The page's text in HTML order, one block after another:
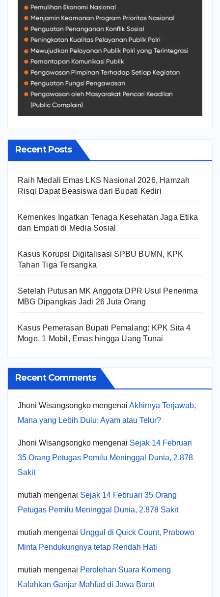
Recent Posts
Raih Medali Emas LKS Nasional 2026, Hamzah
Risqi Dapat Beasiswa dari Bupati Kediri
Kemenkes Ingatkan Tenaga Kesehatan Jaga Etika
dan Empati di Media Sosial
Kasus Korupsi Digitalisasi SPBU BUMN, KPK
Tahan Tiga Tersangka
Setelah Putusan MK Anggota DPR Usul Penerima
MBG Dipangkas Jadi 26 Juta Orang
Kasus Pemerasan Bupati Pemalang: KPK Sita 4
Moge, 1 Mobil, Emas hingga Uang Tunai
Recent Comments
Jhoni Wisangsongko mengenai Akhirnya Terjawab,
Mana yang Lebih Dulu: Ayam atau Telur?
Jhoni Wisangsongko mengenai Sejak 14 Februari
35 Orang Petugas Pemilu Meninggal Dunia, 2.878
Sakit
mutiah mengenai Sejak 14 Februari 35 Orang
Petugas Pemilu Meninggal Dunia, 2.878 Sakit
mutiah mengenai Unggul di Quick Count, Prabowo
Minta Pendukungnya tetap Rendah Hati
mutiah mengenai Perolehan Suara Komeng
Kalahkan Ganjar-Mahfud di Jawa Barat